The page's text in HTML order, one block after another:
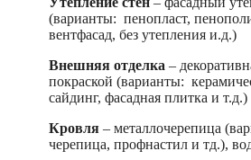
(варианты: пенопласт,
вентфасад, без утепления и.д.)
Внешняя отделка –
покраской (варианты:
сайдинг, фасадная плитка и т.д.)
Кровля – металлочерепица
черепица, профнастил и тд.),